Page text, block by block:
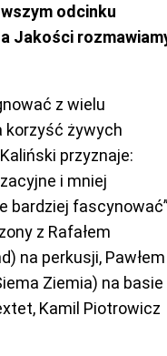
odcinku
Jakości
z wielu
korzyść żywych
przyznaje:
i mniej
bardziej
z Rafałem
na perkusji, Pawłem
Ziemia) na basie
Kamil Piotrowicz